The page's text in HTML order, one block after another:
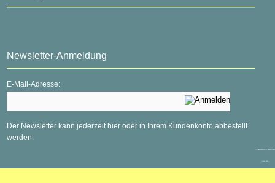
Newsletter-Anmeldung
E-Mail-Adresse:
Der Newsletter kann jederzeit hier oder in Ihrem Kundenkonto abbestellt
werden.